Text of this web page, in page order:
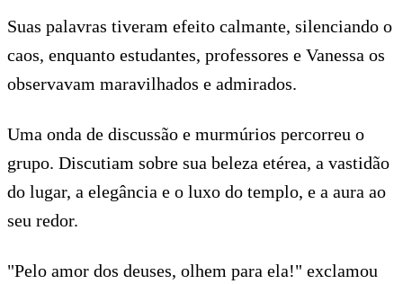
Suas palavras tiveram efeito calmante, silenciando o
caos, enquanto estudantes, professores e Vanessa os
observavam maravilhados e admirados.
Uma onda de discussão e murmúrios percorreu o
grupo. Discutiam sobre sua beleza etérea, a vastidão
do lugar, a elegância e o luxo do templo, e a aura ao
seu redor.
"Pelo amor dos deuses, olhem para ela!" exclamou